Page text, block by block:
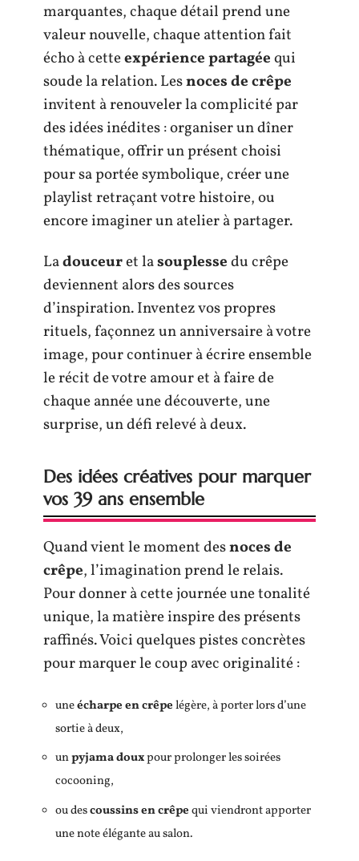
marquantes, chaque détail prend une
valeur nouvelle, chaque attention fait
écho à cetteexpérience partagéequi
soude la relation. Lesnoces de crêpe
invitent à renouveler la complicité par
des idées inédites : organiser un dîner
thématique, offrir un présent choisi
pour sa portée symbolique, créer une
playlist retraçant votre histoire, ou
encore imaginer un atelier à partager.
Ladouceuret lasouplessedu crêpe
deviennent alors des sources
d’inspiration. Inventez vos propres
rituels, façonnez un anniversaire à votre
image, pour continuer à écrire ensemble
le récit de votre amour et à faire de
chaque année une découverte, une
surprise, un défi relevé à deux.
Des idées créatives pour marquer
vos 39 ans ensemble
Quand vient le moment desnoces de
crêpe, l’imagination prend le relais.
Pour donner à cette journée une tonalité
unique, la matière inspire des présents
raffinés. Voici quelques pistes concrètes
pour marquer le coup avec originalité :
uneécharpe en crêpelégère, à porter lors d’une
sortie à deux,
unpyjama douxpour prolonger les soirées
cocooning,
ou descoussins en crêpequi viendront apporter
une note élégante au salon.